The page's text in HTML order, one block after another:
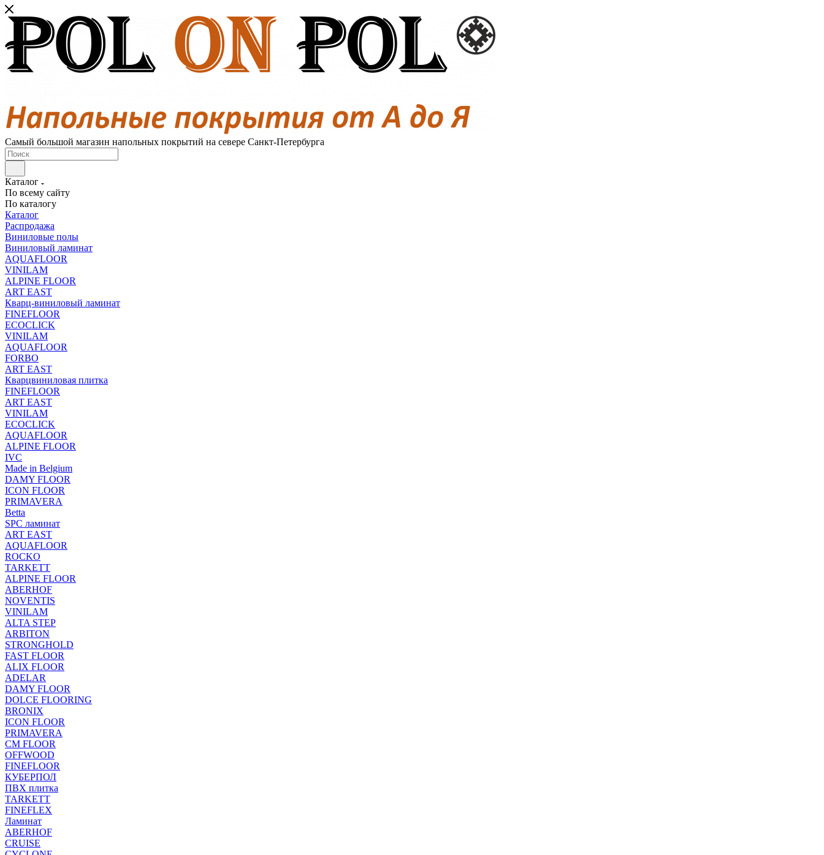
Самый большой магазин напольных покрытий на севере Санкт-Петербурга
Каталог
По всему сайту
По каталогу
Каталог
Распродажа
Виниловые полы
Виниловый ламинат
AQUAFLOOR
VINILAM
ALPINE FLOOR
ART EAST
Кварц-виниловый ламинат
FINEFLOOR
ECOCLICK
VINILAM
AQUAFLOOR
FORBO
ART EAST
Кварцвиниловая плитка
FINEFLOOR
ART EAST
VINILAM
ECOCLICK
AQUAFLOOR
ALPINE FLOOR
IVC
Made in Belgium
DAMY FLOOR
ICON FLOOR
PRIMAVERA
Betta
SPC ламинат
ART EAST
AQUAFLOOR
ROCKO
TARKETT
ALPINE FLOOR
ABERHOF
NOVENTIS
VINILAM
ALTA STEP
ARBITON
STRONGHOLD
FAST FLOOR
ALIX FLOOR
ADELAR
DAMY FLOOR
DOLCE FLOORING
BRONIX
ICON FLOOR
PRIMAVERA
CM FLOOR
OFFWOOD
FINEFLOOR
КУБЕРПОЛ
ПВХ плитка
TARKETT
FINEFLEX
Ламинат
ABERHOF
CRUISE